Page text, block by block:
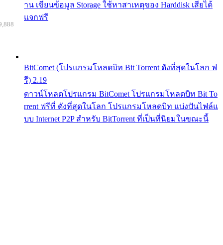
าน เขียนข้อมูล Storage ใช้หาสาเหตุของ Harddisk เสียได้
แจกฟรี
BitComet (โปรแกรมโหลดบิท Bit Torrent ดังที่สุดในโลก ฟ
รี) 2.19
ดาวน์โหลดโปรแกรม BitComet โปรแกรมโหลดบิท Bit To
rrent ฟรีที่ ดังที่สุดในโลก โปรแกรมโหลดบิท แบ่งปันไฟล์แ
บบ Internet P2P สำหรับ BitTorrent ที่เป็นที่นิยมในขณะนี้